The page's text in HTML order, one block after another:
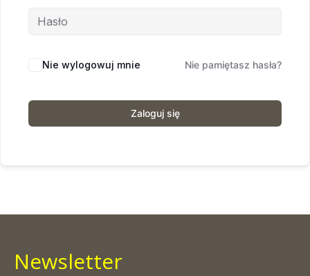
Nie wylogowuj mnie Nie pamiętasz hasła?
Zaloguj się
Newsletter